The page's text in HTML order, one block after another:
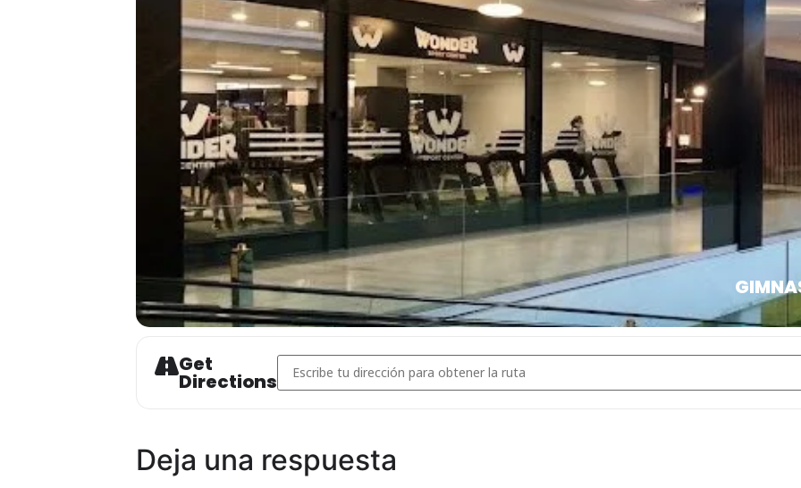
PERMISO PATERNO
LINK INSCRIPCIÓN A PNTD
Get
Directions
Address - 1er PNTD ZONA GALICIA []
Deja una respuesta